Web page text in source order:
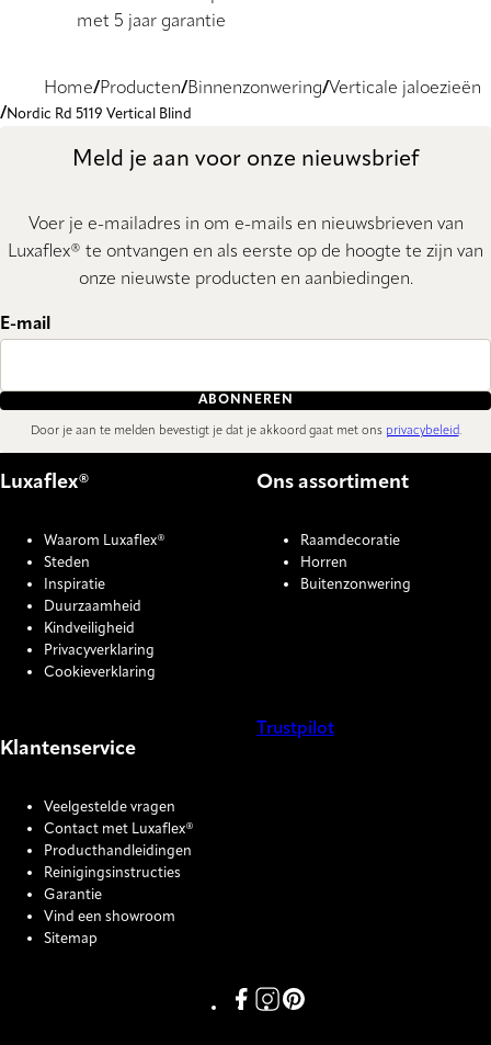
met 5 jaar garantie
Home Producten Binnenzonwering Verticale jaloezieën
Nordic Rd 5119 Vertical Blind
Meld je aan voor onze nieuwsbrief
Voer je e-mailadres in om e-mails en nieuwsbrieven van
Luxaflex® te ontvangen en als eerste op de hoogte te zijn van
onze nieuwste producten en aanbiedingen.
E-mail
ABONNEREN
Door je aan te melden bevestigt je dat je akkoord gaat met ons privacybeleid.
Luxaflex®
Waarom Luxaflex®
Steden
Inspiratie
Duurzaamheid
Kindveiligheid
Privacyverklaring
Cookieverklaring
Ons assortiment
Raamdecoratie
Horren
Buitenzonwering
Klantenservice
Veelgestelde vragen
Contact met Luxaflex®
Producthandleidingen
Reinigingsinstructies
Garantie
Vind een showroom
Sitemap
Trustpilot
Link missing Display text from
Link missing Display text
Link missing Display text